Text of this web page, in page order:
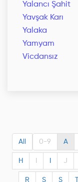
Yalancı Şahit
Yavşak Karı
Yalaka
Yamyam
Vicdansız
All 0-9 A
H J
R S Ş